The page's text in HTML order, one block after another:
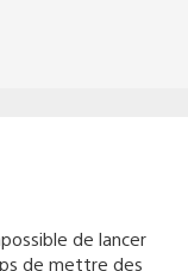
de lancer
de mettre des